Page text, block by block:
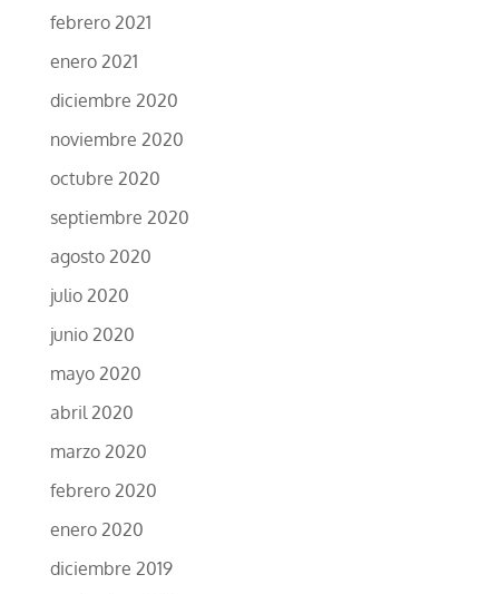
febrero 2021
enero 2021
diciembre 2020
noviembre 2020
octubre 2020
septiembre 2020
agosto 2020
julio 2020
junio 2020
mayo 2020
abril 2020
marzo 2020
febrero 2020
enero 2020
diciembre 2019